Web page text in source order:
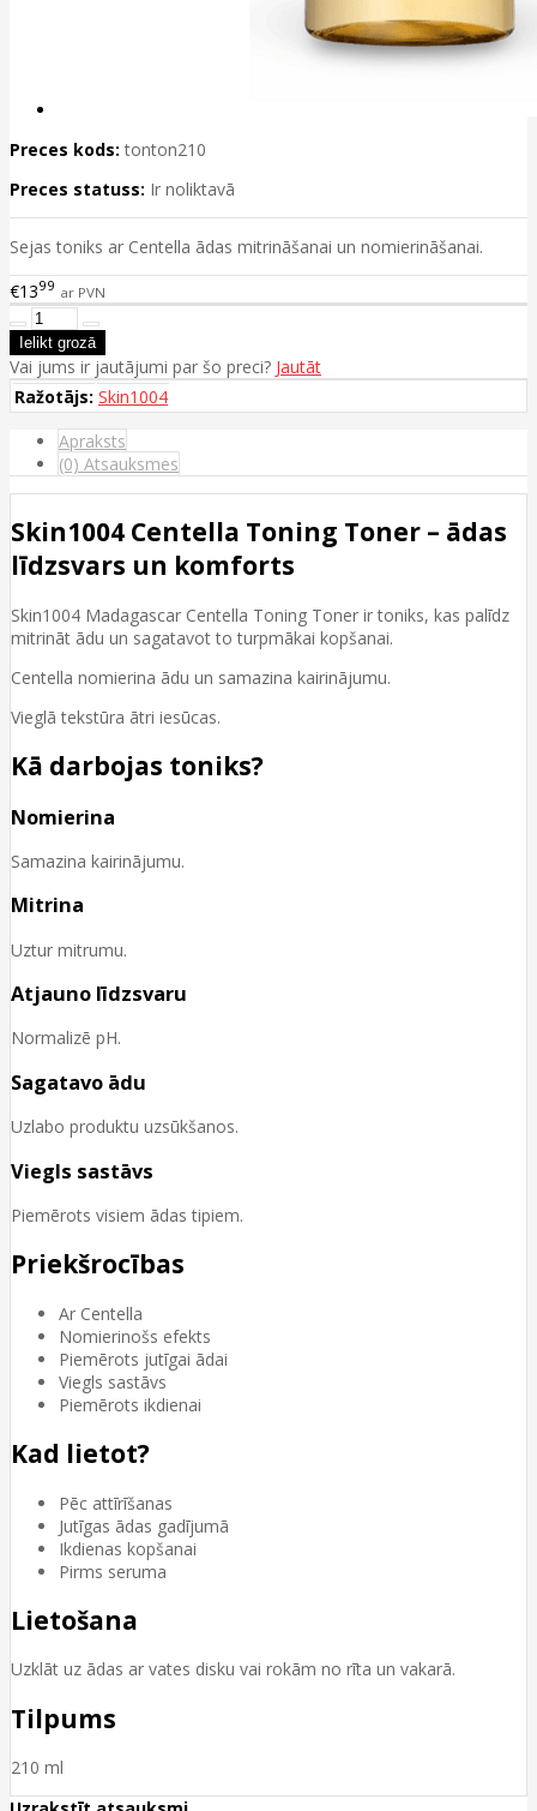
Preces kods: tonton210
Preces statuss: Ir noliktavā
Sejas toniks ar Centella ādas mitrināšanai un nomierināšanai.
€1399 ar PVN
Vai jums ir jautājumi par šo preci? Jautāt
Ražotājs: Skin1004
Apraksts
(0) Atsauksmes
Skin1004 Centella Toning Toner – ādas
līdzsvars un komforts
Skin1004 Madagascar Centella Toning Toner ir toniks, kas palīdz
mitrināt ādu un sagatavot to turpmākai kopšanai.
Centella nomierina ādu un samazina kairinājumu.
Vieglā tekstūra ātri iesūcas.
Kā darbojas toniks?
Nomierina
Samazina kairinājumu.
Mitrina
Uztur mitrumu.
Atjauno līdzsvaru
Normalizē pH.
Sagatavo ādu
Uzlabo produktu uzsūkšanos.
Viegls sastāvs
Piemērots visiem ādas tipiem.
Priekšrocības
Ar Centella
Nomierinošs efekts
Piemērots jutīgai ādai
Viegls sastāvs
Piemērots ikdienai
Kad lietot?
Pēc attīrīšanas
Jutīgas ādas gadījumā
Ikdienas kopšanai
Pirms seruma
Lietošana
Uzklāt uz ādas ar vates disku vai rokām no rīta un vakarā.
Tilpums
210 ml